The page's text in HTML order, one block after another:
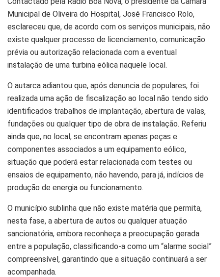
Municipal de Oliveira do Hospital, José Francisco Rolo,
esclareceu que, de acordo com os serviços municipais, não
existe qualquer processo de licenciamento, comunicação
prévia ou autorização relacionada com a eventual
instalação de uma turbina eólica naquele local.
O autarca adiantou que, após denuncia de populares, foi
realizada uma ação de fiscalização ao local não tendo sido
identificados trabalhos de implantação, abertura de valas,
fundações ou qualquer tipo de obra de instalação. Referiu
ainda que, no local, se encontram apenas peças e
componentes associados a um equipamento eólico,
situação que poderá estar relacionada com testes ou
ensaios de equipamento, não havendo, para já, indícios de
produção de energia ou funcionamento.
O município sublinha que não existe matéria que permita,
nesta fase, a abertura de autos ou qualquer atuação
sancionatória, embora reconheça a preocupação gerada
entre a população, classificando-a como um “alarme social”
compreensível, garantindo que a situação continuará a ser
acompanhada.